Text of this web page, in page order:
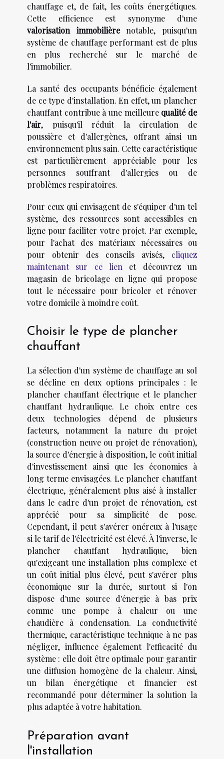
chauffage et, de fait, les coûts énergétiques.
Cette efficience est synonyme d'une
valorisation immobilièrenotable, puisqu'un
système de chauffage performant est de plus
en plus recherché sur le marché de
l'immobilier.
La santé des occupants bénéficie également
de ce type d'installation. En effet, un plancher
chauffant contribue à une meilleure qualité de
l'air, puisqu'il réduit la circulation de
poussière et d'allergènes, offrant ainsi un
environnement plus sain. Cette caractéristique
est particulièrement appréciable pour les
personnes souffrant d'allergies ou de
problèmes respiratoires.
Pour ceux qui envisagent de s'équiper d'un tel
système, des ressources sont accessibles en
ligne pour faciliter votre projet. Par exemple,
pour l'achat des matériaux nécessaires ou
pour obtenir des conseils avisés, cliquez
maintenant sur ce lien et découvrez un
magasin de bricolage en ligne qui propose
tout le nécessaire pour bricoler et rénover
votre domicile à moindre coût.
Choisir le type de plancher
chauffant
La sélection d'un système de chauffage au sol
se décline en deux options principales : le
plancher chauffant électrique et le plancher
chauffant hydraulique. Le choix entre ces
deux technologies dépend de plusieurs
facteurs, notamment la nature du projet
(construction neuve ou projet de rénovation),
la source d'énergie à disposition, le coût initial
d'investissement ainsi que les économies à
long terme envisagées. Le plancher chauffant
électrique, généralement plus aisé à installer
dans le cadre d'un projet de rénovation, est
apprécié pour sa simplicité de pose.
Cependant, il peut s'avérer onéreux à l'usage
si le tarif de l'électricité est élevé. À l'inverse, le
plancher chauffant hydraulique, bien
qu'exigeant une installation plus complexe et
un coût initial plus élevé, peut s'avérer plus
économique sur la durée, surtout si l'on
dispose d'une source d'énergie à bas prix
comme une pompe à chaleur ou une
chaudière à condensation. La conductivité
thermique, caractéristique technique à ne pas
négliger, influence également l'efficacité du
système : elle doit être optimale pour garantir
une diffusion homogène de la chaleur. Ainsi,
un bilan énergétique et financier est
recommandé pour déterminer la solution la
plus adaptée à votre habitation.
Préparation avant
l'installation